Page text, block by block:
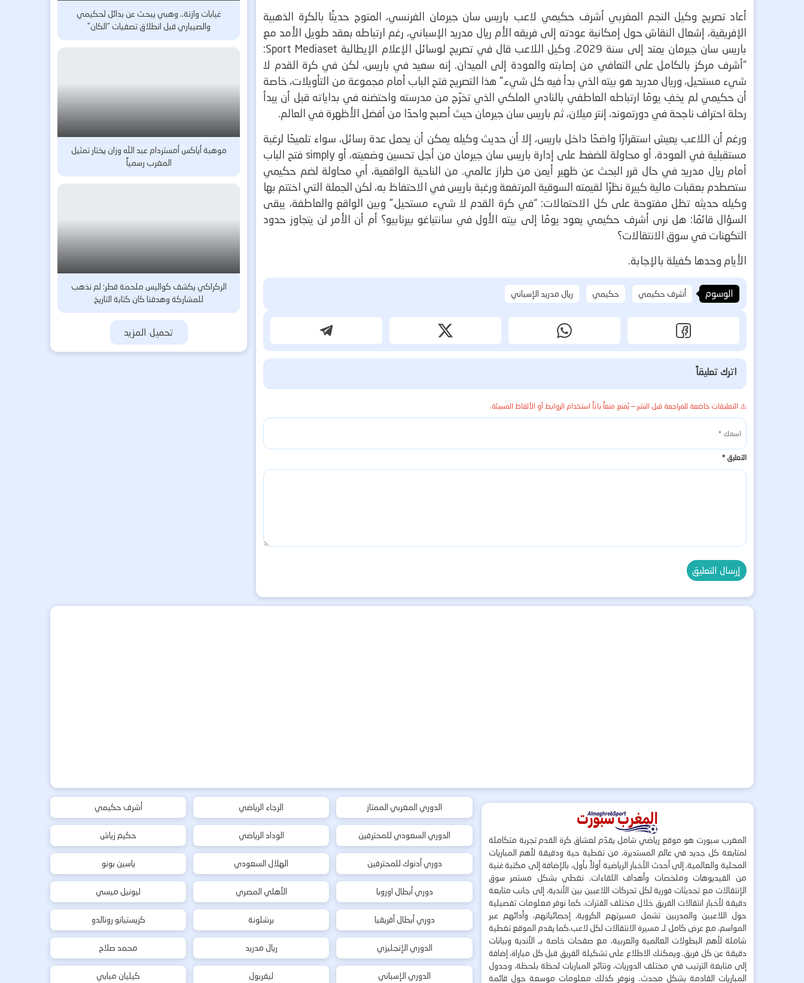
أعاد تصريح وكيل النجم المغربي أشرف حكيمي لاعب باريس سان جيرمان الفرنسي، المتوج حديثًا بالكرة الذهبية
الإفريقية، إشعال النقاش حول إمكانية عودته إلى فريقه الأم ريال مدريد الإسباني، رغم ارتباطه بعقد طويل الأمد مع
باريس سان جيرمان يمتد إلى سنة 2029.
وكيل اللاعب قال في تصريح لوسائل الإعلام الإيطالية Sport Mediaset:
“أشرف مركز بالكامل على التعافي من إصابته والعودة إلى الميدان. إنه سعيد في باريس، لكن في كرة القدم لا
شيء مستحيل، وريال مدريد هو بيته الذي بدأ فيه كل شيء.” هذا التصريح فتح الباب أمام مجموعة من التأويلات، خاصة
أن حكيمي لم يخفِ يومًا ارتباطه العاطفي بالنادي الملكي الذي تخرّج من مدرسته واحتضنه في بداياته قبل أن يبدأ
رحلة احتراف ناجحة في دورتموند، إنتر ميلان، ثم باريس سان جيرمان حيث أصبح واحدًا من أفضل الأظهرة في العالم.
ورغم أن اللاعب يعيش استقرارًا واضحًا داخل باريس، إلا أن حديث وكيله يمكن أن يحمل عدة رسائل، سواء تلميحًا لرغبة
مستقبلية في العودة، أو محاولة للضغط على إدارة باريس سان جيرمان من أجل تحسين وضعيته، أو simply فتح الباب
أمام ريال مدريد في حال قرر البحث عن ظهير أيمن من طراز عالمي. من الناحية الواقعية، أي محاولة لضم حكيمي
ستصطدم بعقبات مالية كبيرة نظرًا لقيمته السوقية المرتفعة ورغبة باريس في الاحتفاظ به، لكن الجملة التي اختتم بها
وكيله حديثه تظل مفتوحة على كل الاحتمالات: “في كرة القدم لا شيء مستحيل.”وبين الواقع والعاطفة، يبقى
السؤال قائمًا: هل نرى أشرف حكيمي يعود يومًا إلى بيته الأول في سانتياغو بيرنابيو؟ أم أن الأمر لن يتجاوز حدود
التكهنات في سوق الانتقالات؟
الأيام وحدها كفيلة بالإجابة.
الوسوم أشرف حكيمي حكيمي ريال مدريد الإسباني
اترك تعليقاً
⚠️ التعليقات خاضعة للمراجعة قبل النشر — يُمنع منعاً باتاً استخدام الروابط أو الألفاظ المسيئة.
التعليق*
غيابات وازنة.. وهبي يبحث عن بدائل لحكيمي
والصيباري قبل انطلاق تصفيات “الكان”
موهبة أياكس أمستردام عبد الله وزان يختار تمثيل
المغرب رسمياً
الركراكي يكشف كواليس ملحمة قطر: لم نذهب
للمشاركة وهدفنا كان كتابة التاريخ
تحميل المزيد
المغرب سبورت هو موقع رياضي شامل يقدّم لعشاق كرة القدم تجربة متكاملة
لمتابعة كل جديد في عالم المستديرة، من تغطية حية ودقيقة لأهم المباريات
المحلية والعالمية، إلى أحدث الأخبار الرياضية أولاً بأول، بالإضافة إلى مكتبة غنية
من الفيديوهات وملخصات وأهداف اللقاءات. نغطي بشكل مستمر سوق
الإنتقالات مع تحديثات فورية لكل تحركات اللاعبين بين الأندية، إلى جانب متابعة
دقيقة لأخبار انتقالات الفريق خلال مختلف الفترات. كما نوفر معلومات تفصيلية
حول اللاعبين والمدربين تشمل مسيرتهم الكروية، إحصائياتهم، وأدائهم عبر
المواسم، مع عرض كامل لـ مسيرة الانتقالات لكل لاعب.كما يقدم الموقع تغطية
شاملة لأهم البطولات العالمية والعربية، مع صفحات خاصة بـ الأندية وبيانات
دقيقة عن كل فريق. ويمكنك الاطلاع على تشكيلة الفريق قبل كل مباراة، إضافة
إلى متابعة الترتيب في مختلف الدوريات، ونتائج المباريات لحظة بلحظة، وجدول
المباريات القادمة بشكل محدث. ونوفر كذلك معلومات موسعة حول قائمة
الدوري المغربي الممتاز
الدوري السعودي للمحترفين
دوري أدنوك للمحترفين
دوري أبطال اوروبا
دوري أبطال أفريقيا
الدوري الإنجليزي
الدوري الإسباني
الرجاء الرياضي
الوداد الرياضي
الهلال السعودي
الأهلي المصري
برشلونة
ريال مدريد
ليفربول
أشرف حكيمي
حكيم زياش
ياسين بونو
ليونيل ميسي
كريستيانو رونالدو
محمد صلاح
كيليان مبابي